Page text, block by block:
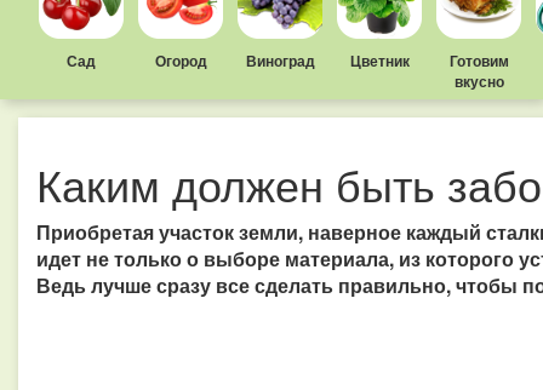
Сад Огород Виноград Цветник
Готовим
вкусно
Каким должен быть
Приобретая участок земли, наверное каждый
идет не только о выборе материала, из которого
Ведь лучше сразу все сделать правильно, чтобы